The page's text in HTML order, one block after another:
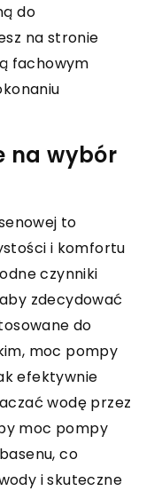
do
na stronie
fachowym
na wybór
to
i komfortu
czynniki
zdecydować
do
moc pompy
efektywnie
wodę przez
moc pompy
co
i skuteczne